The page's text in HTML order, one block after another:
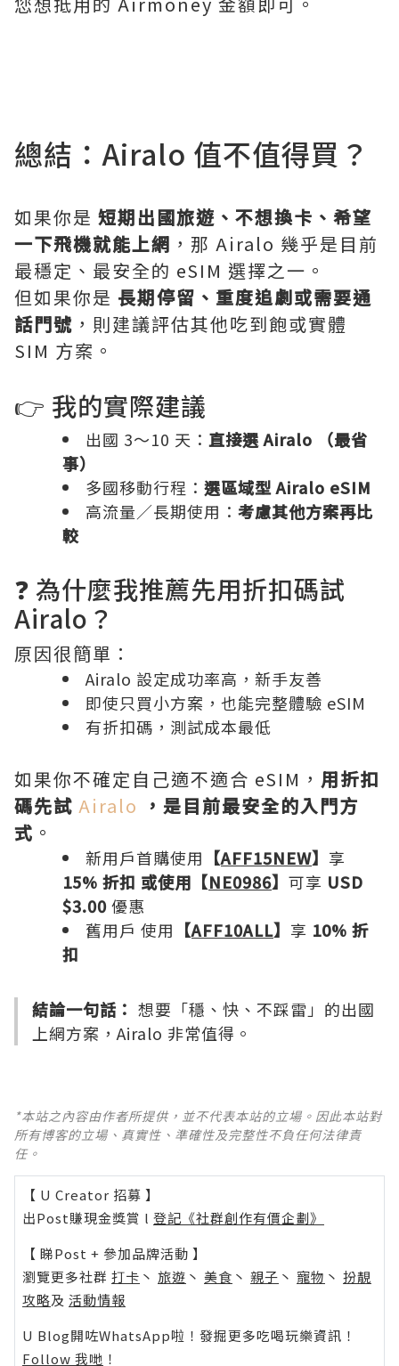
總結：Airalo 值不值得買？
如果你是 短期出國旅遊、不想換卡、希望
一下飛機就能上網 ，那 Airalo 幾乎是目前
最穩定、最安全的 eSIM 選擇之一。
但如果你是 長期停留、重度追劇或需要通
話門號 ，則建議評估其他吃到飽或實體
SIM 方案。
👉 我的實際建議
出國 3～10 天： 直接選Airalo （最省
事）
多國移動行程： 選區域型 Airalo eSIM
高流量／長期使用： 考慮其他方案再比
較
❓ 為什麼我推薦先用折扣碼試
Airalo？
原因很簡單：
Airalo 設定成功率高，新手友善
即使只買小方案，也能完整體驗 eSIM
有折扣碼，測試成本最低
如果你不確定自己適不適合 eSIM， 用折扣
碼先試 Airalo ，是目前最安全的入門方
式 。
新用戶首購使用 【AFF15NEW】 享
15% 折扣 或使用【NE0986】 可享 USD
$3.00優惠
舊用戶 使用 【AFF10ALL】 享 10% 折
扣
結論一句話： 想要「穩、快、不踩雷」的出國
上網方案，Airalo 非常值得。
*本站之內容由作者所提供，並不代表本站的立場。因此本站對
所有博客的立場、真實性、準確性及完整性不負任何法律責
任。
【 U Creator 招募 】
出Post賺現金獎賞 l 登記《社群創作有價企劃》
【 睇Post + 參加品牌活動 】
瀏覽更多社群 打卡 丶 旅遊 丶 美食 丶 親子 丶 寵物 丶 扮靚
攻略及 活動情報
U Blog開咗WhatsApp啦！發掘更多吃喝玩樂資訊！
Follow 我哋 ！